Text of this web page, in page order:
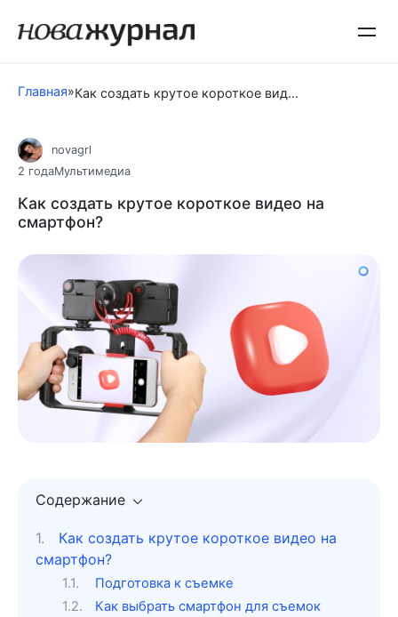
Главная» Как создать крутое короткое видео на смартфон?
novagrl
2 годаМультимедиа
Как создать крутое короткое видео на
смартфон?
Содержание
Как создать крутое короткое видео на
смартфон?
Подготовка к съемке
Как выбрать смартфон для съемок